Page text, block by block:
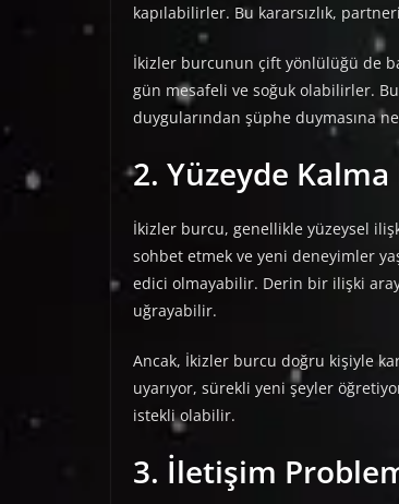
kapılabilirler. Bu kararsızlık,
İkizler burcunun çift yönlülüğü de
gün mesafeli ve soğuk olabilirler.
duygularından şüphe duymasına
2. Yüzeyde
İkizler burcu, genellikle yüzeysel
sohbet etmek ve yeni deneyimler
edici olmayabilir. Derin bir ilişki
uğrayabilir.
Ancak, İkizler burcu doğru kişiyle
uyarıyor, sürekli yeni şeyler
istekli olabilir.
3. İletişim